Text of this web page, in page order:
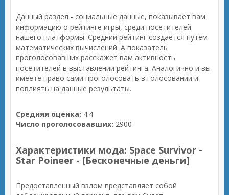
Данный раздел - социальные данные, показывает вам
информацию о рейтинге игры, среди посетителей
нашего платформы. Средний рейтинг создается путем
математических вычислений. А показатель
проголосовавших расскажет вам активность
посетителей в выставлении рейтинга. Аналогично и вы
имеете право сами проголосовать в голосовании и
повлиять на данные результаты.
Средняя оценка: 4.4
Число проголосовавших: 2900
Характеристики мода: Space Survivor -
Star Poineer - [Бесконечные деньги]
Предоставленный взлом представляет собой